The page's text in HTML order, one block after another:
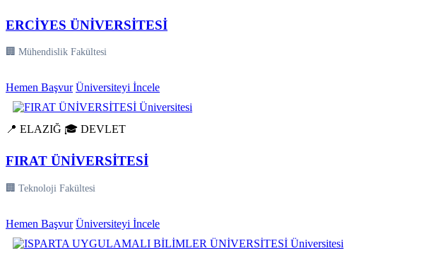
ERCİYES ÜNİVERSİTESİ
🏢 Mühendislik Fakültesi
Hemen Başvur Üniversiteyi İncele
📍 ELAZIĞ 🎓 DEVLET
FIRAT ÜNİVERSİTESİ
🏢 Teknoloji Fakültesi
Hemen Başvur Üniversiteyi İncele